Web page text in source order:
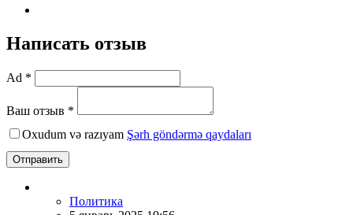
Написать отзыв
Ad *
Ваш отзыв *
Oxudum və razıyam Şərh göndərmə qaydaları
Отправить
Политика